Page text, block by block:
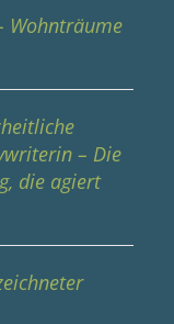
Wohnträume
– Die
die agiert